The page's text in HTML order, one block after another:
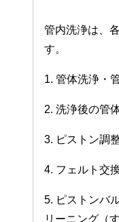
管内洗浄は、
す。
1. 管体洗浄・
2. 洗浄後の管
3. ピストン調
4. フェルト交
5. ピストンバ
リーニング（